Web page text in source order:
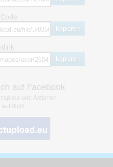
kopieren
kopieren
auf Facebook
und Aktionen
auf dich!